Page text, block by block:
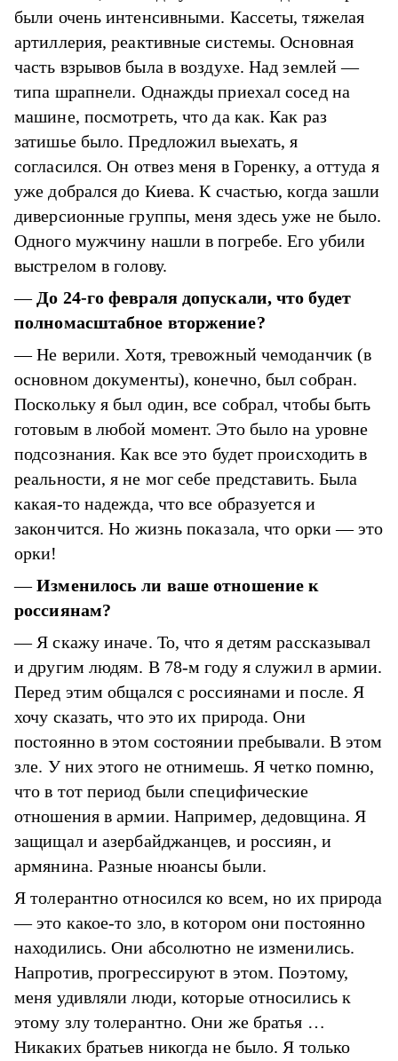
были очень интенсивными. Кассеты, тяжелая
артиллерия, реактивные системы. Основная
часть взрывов была в воздухе. Над землей —
типа шрапнели. Однажды приехал сосед на
машине, посмотреть, что да как. Как раз
затишье было. Предложил выехать, я
согласился. Он отвез меня в Горенку, а оттуда я
уже добрался до Киева. К счастью, когда зашли
диверсионные группы, меня здесь уже не было.
Одного мужчину нашли в погребе. Его убили
выстрелом в голову.
—До 24-го февраля допускали, что будет
полномасштабное вторжение?
— Не верили. Хотя, тревожный чемоданчик (в
основном документы), конечно, был собран.
Поскольку я был один, все собрал, чтобы быть
готовым в любой момент. Это было на уровне
подсознания. Как все это будет происходить в
реальности, я не мог себе представить. Была
какая-то надежда, что все образуется и
закончится. Но жизнь показала, что орки — это
орки!
—Изменилось ли ваше отношение к
россиянам?
— Я скажу иначе. То, что я детям рассказывал
и другим людям. В 78-м году я служил в армии.
Перед этим общался с россиянами и после. Я
хочу сказать, что это их природа. Они
постоянно в этом состоянии пребывали. В этом
зле. У них этого не отнимешь. Я четко помню,
что в тот период были специфические
отношения в армии. Например, дедовщина. Я
защищал и азербайджанцев, и россиян, и
армянина. Разные нюансы были.
Я толерантно относился ко всем, но их природа
— это какое-то зло, в котором они постоянно
находились. Они абсолютно не изменились.
Напротив, прогрессируют в этом. Поэтому,
меня удивляли люди, которые относились к
этому злу толерантно. Они же братья …
Никаких братьев никогда не было. Я только